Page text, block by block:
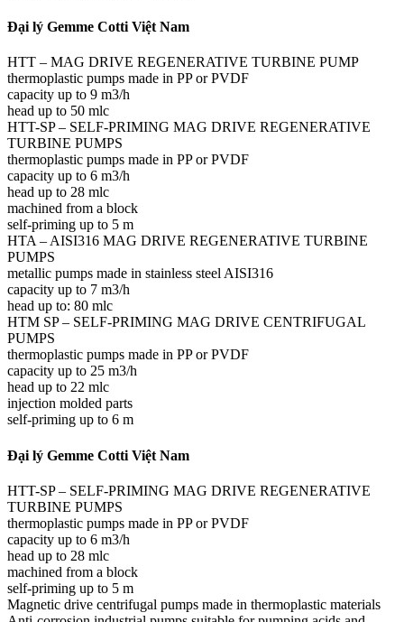
Đại lý Gemme Cotti Việt Nam
HTT – MAG DRIVE REGENERATIVE TURBINE PUMP
thermoplastic pumps made in PP or PVDF
capacity up to 9 m3/h
head up to 50 mlc
HTT-SP – SELF-PRIMING MAG DRIVE REGENERATIVE
TURBINE PUMPS
thermoplastic pumps made in PP or PVDF
capacity up to 6 m3/h
head up to 28 mlc
machined from a block
self-priming up to 5 m
HTA – AISI316 MAG DRIVE REGENERATIVE TURBINE
PUMPS
metallic pumps made in stainless steel AISI316
capacity up to 7 m3/h
head up to: 80 mlc
HTM SP – SELF-PRIMING MAG DRIVE CENTRIFUGAL
PUMPS
thermoplastic pumps made in PP or PVDF
capacity up to 25 m3/h
head up to 22 mlc
injection molded parts
self-priming up to 6 m
Đại lý Gemme Cotti Việt Nam
HTT-SP – SELF-PRIMING MAG DRIVE REGENERATIVE
TURBINE PUMPS
thermoplastic pumps made in PP or PVDF
capacity up to 6 m3/h
head up to 28 mlc
machined from a block
self-priming up to 5 m
Magnetic drive centrifugal pumps made in thermoplastic materials